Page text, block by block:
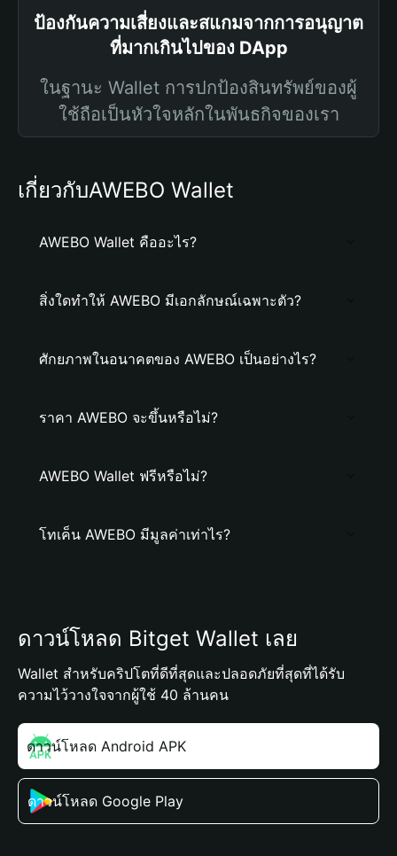
ป้องกันความเสี่ยงและสแกมจากการอนุญาต
ที่มากเกินไปของ DApp
ในฐานะ Wallet การปกป้องสินทรัพย์ของผู้
ใช้ถือเป็นหัวใจหลักในพันธกิจของเรา
เกี่ยวกับAWEBO Wallet
AWEBO Wallet คืออะไร?
สิ่งใดทำให้ AWEBO มีเอกลักษณ์เฉพาะตัว?
ศักยภาพในอนาคตของ AWEBO เป็นอย่างไร?
ราคา AWEBO จะขึ้นหรือไม่?
AWEBO Wallet ฟรีหรือไม่?
โทเค็น AWEBO มีมูลค่าเท่าไร?
ดาวน์โหลด Bitget Wallet เลย
Wallet สำหรับคริปโตที่ดีที่สุดและปลอดภัยที่สุดที่ได้รับ
ความไว้วางใจจากผู้ใช้ 40 ล้านคน
ดาวน์โหลด Android APK
ดาวน์โหลด Google Play